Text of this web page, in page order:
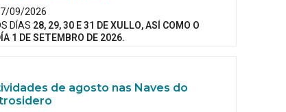
09/2026
DÍAS 28, 29, 30 E 31 DE XULLO, ASÍ COMO O
1 DE SETEMBRO DE 2026.
de agosto nas Naves do